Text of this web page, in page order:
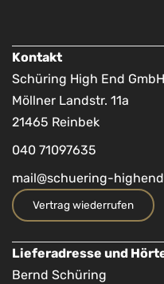
Kontakt
Schüring High End GmbH
Möllner Landstr. 11a
21465 Reinbek
040 71097635
mail@schuering-
Vertrag wiederrufen
Lieferadresse und
Bernd Schüring